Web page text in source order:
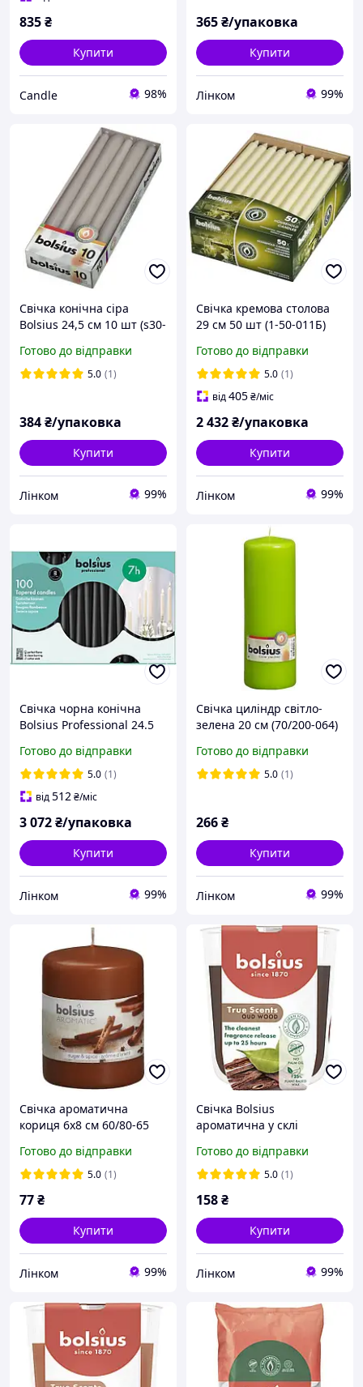
835₴
Купити
Candle 98%
365₴/упаковка
Купити
Лінком 99%
Свічка конічна сіра
Bolsius 24,5 см 10 шт (s30-
Готово до відправки
5.0 (1)
384₴/упаковка
Купити
Лінком 99%
Свічка кремова столова
29 см 50 шт (1-50-011Б)
Готово до відправки
5.0 (1)
від405₴/міс
2 432₴/упаковка
Купити
Лінком 99%
Свічка чорна конічна
Bolsius Professional 24.5
Готово до відправки
5.0 (1)
від512₴/міс
3 072₴/упаковка
Купити
Лінком 99%
Свічка циліндр світло-
зелена 20 см (70/200-064)
Готово до відправки
5.0 (1)
266₴
Купити
Лінком 99%
Свічка ароматична
кориця 6х8 см 60/80-65
Готово до відправки
5.0 (1)
77₴
Купити
Лінком 99%
Свічка Bolsius
ароматична у склі
80/73 мм 72-002Б OWD
Готово до відправки
5.0 (1)
158₴
Купити
Лінком 99%